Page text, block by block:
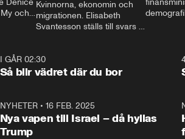
och
Kvinnorna, ekonomin och
migrationen. Elisabeth
Svantesson ställs till svars
1:06
I GÅR 02:30
Så blir vädret där du bor
NYHETER• 16 FEB. 2025
Nya vapen till Israel – då hyllas
Trump